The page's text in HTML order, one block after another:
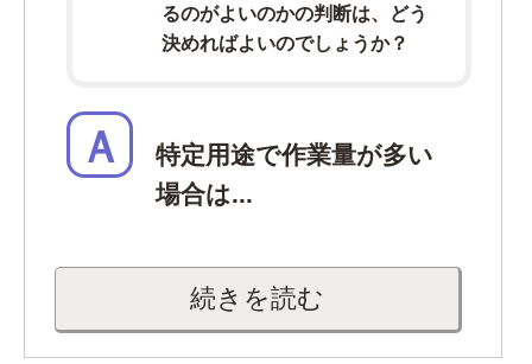
るのがよいのかの判断は、どう
決めればよいのでしょうか？
Ａ
特定用途で作業量が多い
場合は...
続きを読む